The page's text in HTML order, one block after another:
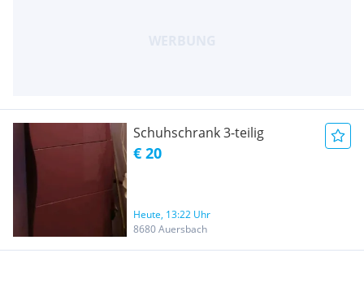
Schuhschrank 3-teilig
€ 20
Heute, 13:22 Uhr
8680 Auersbach